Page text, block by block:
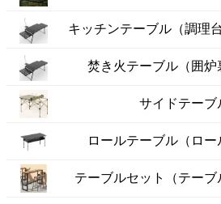
キッチンテーブル（調理
焚き火テーブル（囲炉
サイドテーブ
ロールテーブル（ロー
テーブルセット（テーブ